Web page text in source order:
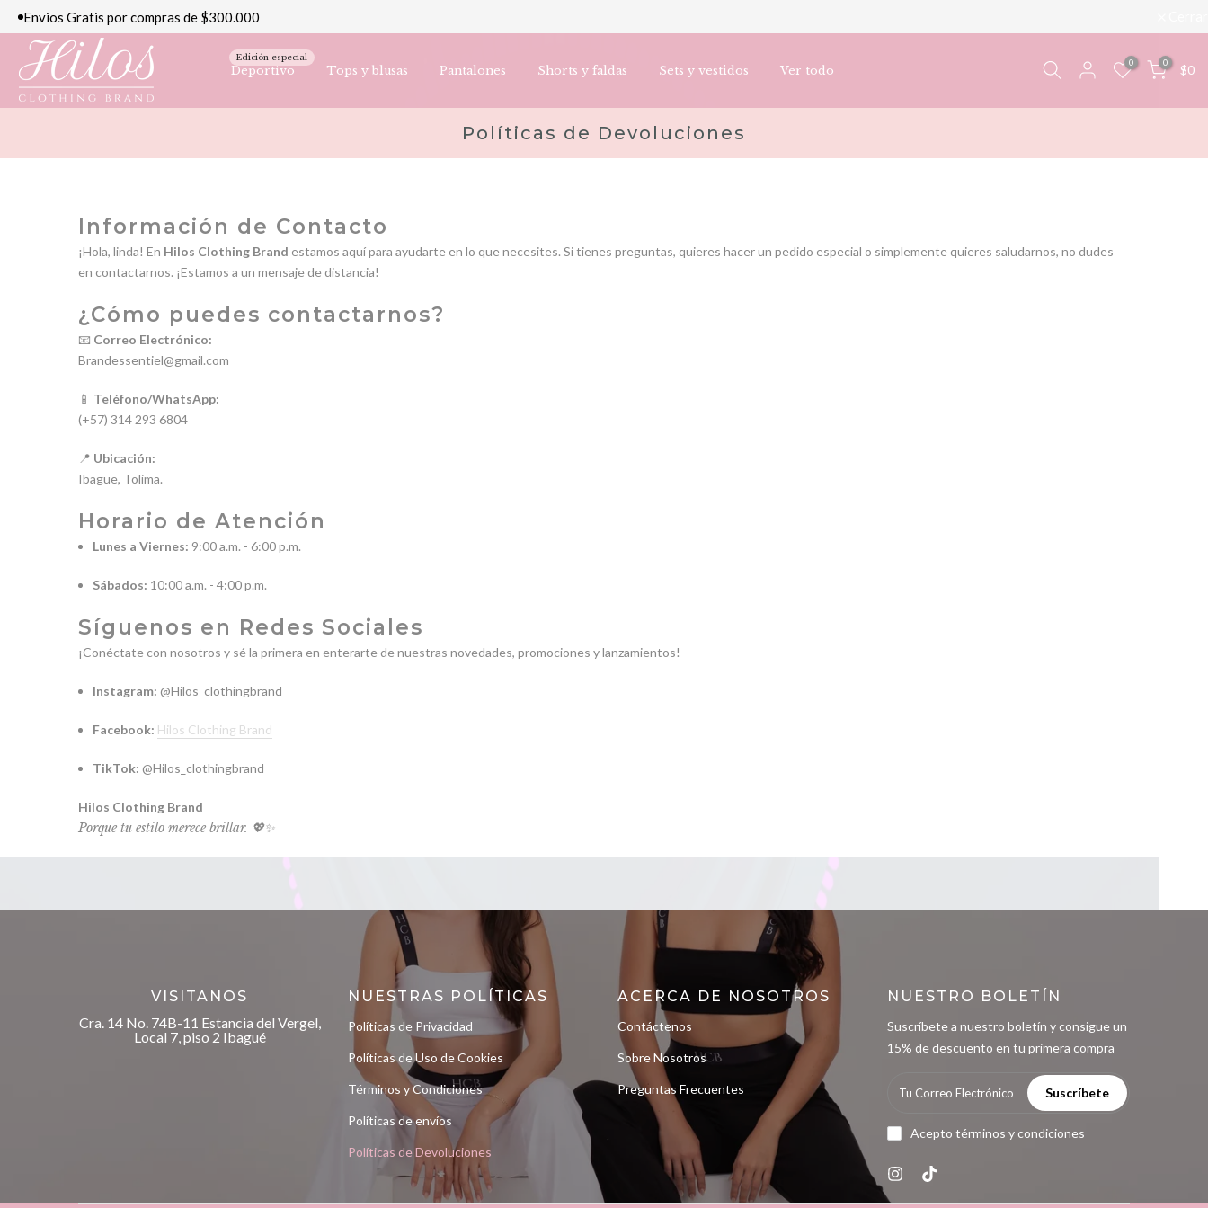
â–
saltar
contenido
Envios Gratis por compras de $300.000
Deportivo
Edición especial
Tops y blusas Pantalones Shorts y faldas Sets y vestidos Ver todo
0 0 $0
Políticas de Devoluciones
Información de Contacto
¡Hola, linda! En Hilos Clothing Brand estamos aquí para ayudarte en lo que necesites. Si tienes preguntas, quieres hacer un pedido especial o simplemente quieres saludarnos, no dudes
en contactarnos. ¡Estamos a un mensaje de distancia!
¿Cómo puedes contactarnos?
📧 Correo Electrónico:
Brandessentiel@gmail.com
📱 Teléfono/WhatsApp:
(+57) 314 293 6804
📍 Ubicación:
Ibague, Tolima.
Horario de Atención
Lunes a Viernes: 9:00 a.m. - 6:00 p.m.
Sábados: 10:00 a.m. - 4:00 p.m.
Síguenos en Redes Sociales
¡Conéctate con nosotros y sé la primera en enterarte de nuestras novedades, promociones y lanzamientos!
Instagram: @Hilos_clothingbrand
Facebook: Hilos Clothing Brand
TikTok: @Hilos_clothingbrand
Hilos Clothing Brand
Porque tu estilo merece brillar. 💖✨
VISITANOS
Cra. 14 No. 74B-11 Estancia del Vergel,
Local 7, piso 2 Ibagué
NUESTRAS POLÍTICAS
Políticas de Privacidad
Políticas de Uso de Cookies
Términos y Condiciones
Políticas de envíos
Políticas de Devoluciones
ACERCA DE NOSOTROS
Contáctenos
Sobre Nosotros
Preguntas Frecuentes
NUESTRO BOLETÍN
Suscríbete a nuestro boletín y consigue un
15% de descuento en tu primera compra
Suscríbete
Acepto términos y condiciones